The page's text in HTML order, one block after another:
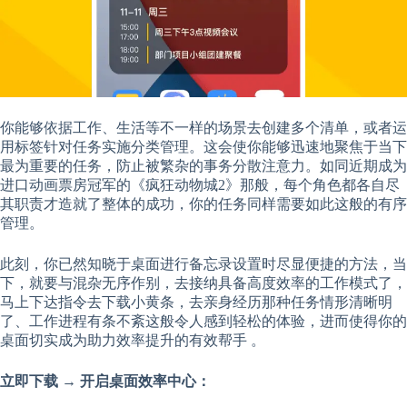
你能够依据工作、生活等不一样的场景去创建多个清单，或者运
用标签针对任务实施分类管理。这会使你能够迅速地聚焦于当下
最为重要的任务，防止被繁杂的事务分散注意力。如同近期成为
进口动画票房冠军的《疯狂动物城2》那般，每个角色都各自尽
其职责才造就了整体的成功，你的任务同样需要如此这般的有序
管理。
此刻，你已然知晓于桌面进行备忘录设置时尽显便捷的方法，当
下，就要与混杂无序作别，去接纳具备高度效率的工作模式了，
马上下达指令去下载小黄条，去亲身经历那种任务情形清晰明
了、工作进程有条不紊这般令人感到轻松的体验，进而使得你的
桌面切实成为助力效率提升的有效帮手 。
立即下载 → 开启桌面效率中心：